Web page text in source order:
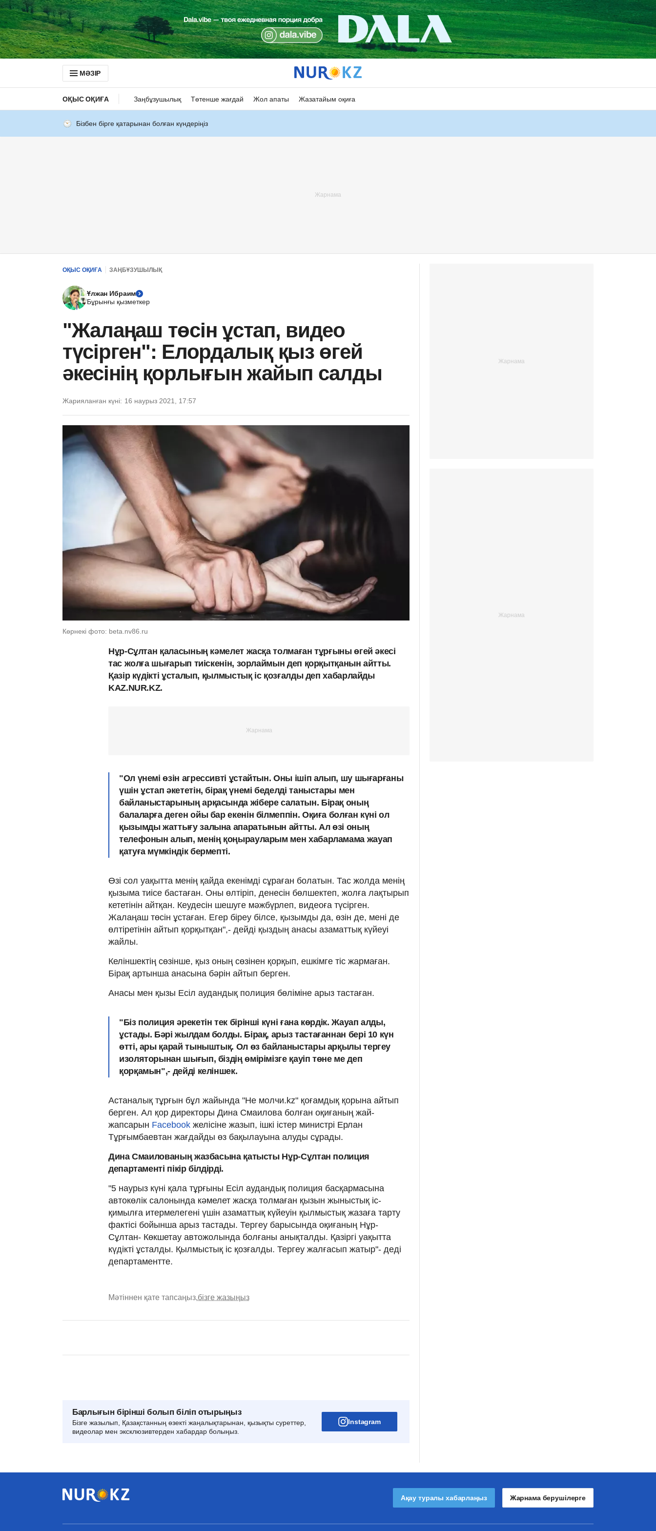
МӘЗІР
ОҚЫС ОҚИҒА Заңбұзушылық Төтенше жағдай Жол апаты Жазатайым оқиға
Бізбен бірге қатарынан болған күндеріңіз
ОҚЫС ОҚИҒА ЗАҢБҰЗУШЫЛЫҚ
Ұлжан Ибраим
Бұрынғы қызметкер
"Жалаңаш төсін ұстап, видео
түсірген": Елордалық қыз өгей
әкесінің қорлығын жайып салды
Жарияланған күні: 16 наурыз 2021, 17:57
Көрнекі фото: beta.nv86.ru
Нұр-Сұлтан қаласының кәмелет жасқа толмаған тұрғыны өгей әкесі
тас жолға шығарып тиіскенін, зорлаймын деп қорқытқанын айтты.
Қазір күдікті ұсталып, қылмыстық іс қозғалды деп хабарлайды
KAZ.NUR.KZ.
"Ол үнемі өзін агрессивті ұстайтын. Оны ішіп алып, шу шығарғаны
үшін ұстап әкететін, бірақ үнемі беделді таныстары мен
байланыстарының арқасында жібере салатын. Бірақ оның
балаларға деген ойы бар екенін білмеппін. Оқиға болған күні ол
қызымды жаттығу залына апаратынын айтты. Ал өзі оның
телефонын алып, менің қоңырауларым мен хабарламама жауап
қатуға мүмкіндік бермепті.
Өзі сол уақытта менің қайда екенімді сұраған болатын. Тас жолда менің
қызыма тиісе бастаған. Оны өлтіріп, денесін бөлшектеп, жолға лақтырып
кететінін айтқан. Кеудесін шешуге мәжбүрлеп, видеоға түсірген.
Жалаңаш төсін ұстаған. Егер біреу білсе, қызымды да, өзін де, мені де
өлтіретінін айтып қорқытқан",- дейді қыздың анасы азаматтық күйеуі
жайлы.
Келіншектің сөзінше, қыз оның сөзінен қорқып, ешкімге тіс жармаған.
Бірақ артынша анасына бәрін айтып берген.
Анасы мен қызы Есіл аудандық полиция бөліміне арыз тастаған.
"Біз полиция әрекетін тек бірінші күні ғана көрдік. Жауап алды,
ұстады. Бәрі жылдам болды. Бірақ, арыз тастағаннан бері 10 күн
өтті, ары қарай тыныштық. Ол өз байланыстары арқылы тергеу
изоляторынан шығып, біздің өмірімізге қауіп төне ме деп
қорқамын",- дейді келіншек.
Астаналық тұрғын бұл жайында "Не молчи.kz" қоғамдық қорына айтып
берген. Ал қор директоры Дина Смаилова болған оқиғаның жай-
жапсарын Facebook желісіне жазып, ішкі істер министрі Ерлан
Тұрғымбаевтан жағдайды өз бақылауына алуды сұрады.
Дина Смаилованың жазбасына қатысты Нұр-Сұлтан полиция
департаменті пікір білдірді.
"5 наурыз күні қала тұрғыны Есіл аудандық полиция басқармасына
автокөлік салонында кәмелет жасқа толмаған қызын жыныстық іс-
қимылға итермелегені үшін азаматтық күйеуін қылмыстық жазаға тарту
фактісі бойынша арыз тастады. Тергеу барысында оқиғаның Нұр-
Сұлтан- Көкшетау автожолында болғаны анықталды. Қазіргі уақытта
күдікті ұсталды. Қылмыстық іс қозғалды. Тергеу жалғасып жатыр"- деді
департаментте.
Мәтіннен қате тапсаңыз,бізге жазыңыз
Барлығын бірінші болып біліп отырыңыз
Бізге жазылып, Қазақстанның өзекті жаңалықтарынан, қызықты суреттер,
видеолар мен эксклюзивтерден хабардар болыңыз.
Instagram
Ақау туралы хабарлаңыз Жарнама берушілерге